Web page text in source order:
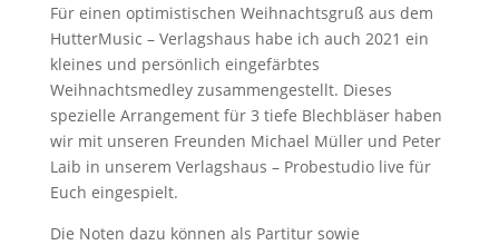
Für einen optimistischen Weihnachtsgruß aus dem
HutterMusic – Verlagshaus habe ich auch 2021 ein
kleines und persönlich eingefärbtes
Weihnachtsmedley zusammengestellt. Dieses
spezielle Arrangement für 3 tiefe Blechbläser haben
wir mit unseren Freunden Michael Müller und Peter
Laib in unserem Verlagshaus – Probestudio live für
Euch eingespielt.
Die Noten dazu können als Partitur sowie